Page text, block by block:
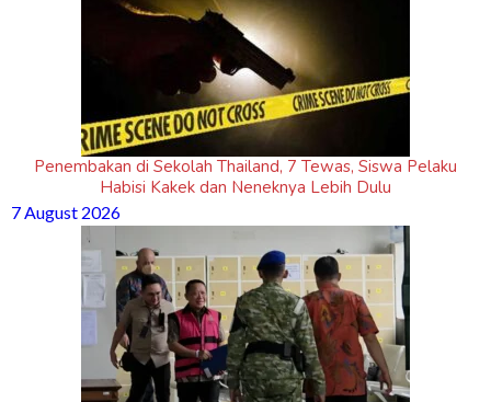
Penembakan di Sekolah Thailand, 7 Tewas, Siswa Pelaku
Habisi Kakek dan Neneknya Lebih Dulu
7 August 2026